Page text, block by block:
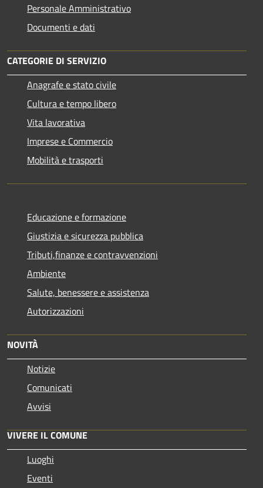
Personale Amministrativo
Documenti e dati
CATEGORIE DI SERVIZIO
Anagrafe e stato civile
Cultura e tempo libero
Vita lavorativa
Imprese e Commercio
Mobilità e trasporti
Educazione e formazione
Giustizia e sicurezza pubblica
Tributi,finanze e contravvenzioni
Ambiente
Salute, benessere e assistenza
Autorizzazioni
NOVITÀ
Notizie
Comunicati
Avvisi
VIVERE IL COMUNE
Luoghi
Eventi